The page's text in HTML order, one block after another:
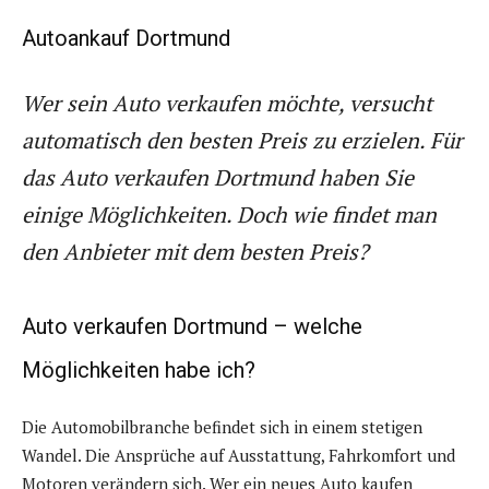
Autoankauf Dortmund
Wer sein Auto verkaufen möchte, versucht
automatisch den besten Preis zu erzielen. Für
das Auto verkaufen Dortmund haben Sie
einige Möglichkeiten. Doch wie findet man
den Anbieter mit dem besten Preis?
Auto verkaufen Dortmund – welche
Möglichkeiten habe ich?
Die Automobilbranche befindet sich in einem stetigen
Wandel. Die Ansprüche auf Ausstattung, Fahrkomfort und
Motoren verändern sich. Wer ein neues Auto kaufen